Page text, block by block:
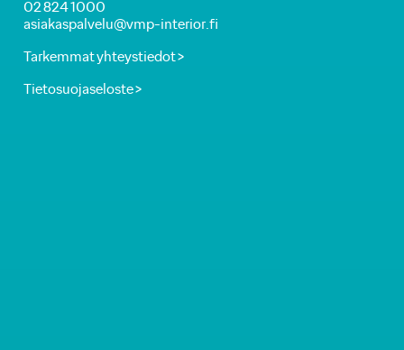
02 824 1000
asiakaspalvelu@vmp-interior.fi
Tarkemmat yhteystiedot >
Tietosuojaseloste >